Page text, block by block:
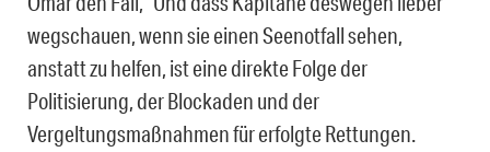
wegschauen, wenn sie einen Seenotfall sehen,
anstatt zu helfen, ist eine direkte Folge der
Politisierung, der Blockaden und der
Vergeltungsmaßnahmen für erfolgte Rettungen.